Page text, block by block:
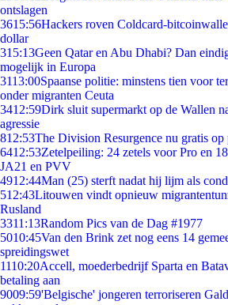
ontslagen
3615:56Hackers roven Coldcard-
dollar
315:13Geen Qatar en Abu Dhabi? Dan
mogelijk in Europa
3113:00Spaanse politie: minstens tien voor
onder migranten Ceuta
3412:59Dirk sluit supermarkt op de Wallen
agressie
812:53The Division Resurgence nu gratis op
6412:53Zetelpeiling: 24 zetels voor Pro en
JA21 en PVV
4912:44Man (25) sterft nadat hij lijm als
512:43Litouwen vindt opnieuw
Rusland
3311:13Random Pics van de Dag #1977
5010:45Van den Brink zet nog eens 14
spreidingswet
1110:20Accell, moederbedrijf Sparta en
betaling aan
9009:59'Belgische' jongeren terroriseren